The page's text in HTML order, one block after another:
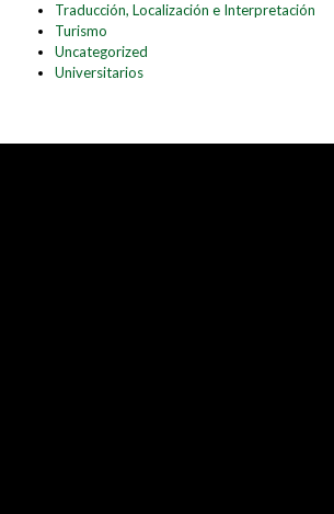
Traducción, Localización e Interpretación
Turismo
Uncategorized
Universitarios